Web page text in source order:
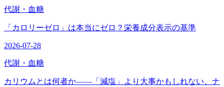
代謝・血糖
「カロリーゼロ」は本当にゼロ？栄養成分表示の基準
2026-07-28
代謝・血糖
カリウムとは何者か——「減塩」より大事かもしれない、ナ